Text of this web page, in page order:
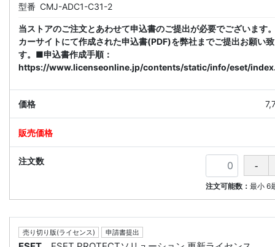
型番 CMJ-ADC1-C31-2
当ストアのご注文とあわせて申込書のご提出が必要でございます
カーサイトにて作成された申込書(PDF)を弊社までご提出お願い
す。■申込書作成手順：
https://www.licenseonline.jp/contents/static/info/eset/
注文可能数： 最小 6
売り切り版(ライセンス) 申請書提出